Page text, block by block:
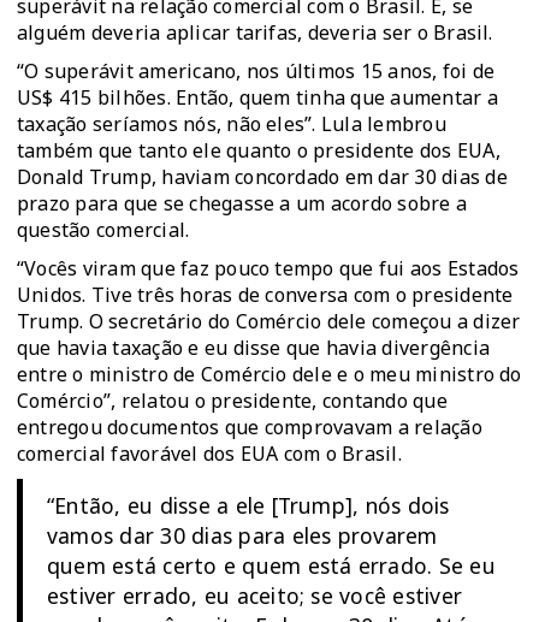
superávit na relação comercial com o Brasil. E, se
alguém deveria aplicar tarifas, deveria ser o Brasil.
“O superávit americano, nos últimos 15 anos, foi de
US$ 415 bilhões. Então, quem tinha que aumentar a
taxação seríamos nós, não eles”. Lula lembrou
também que tanto ele quanto o presidente dos EUA,
Donald Trump, haviam concordado em dar 30 dias de
prazo para que se chegasse a um acordo sobre a
questão comercial.
“Vocês viram que faz pouco tempo que fui aos Estados
Unidos. Tive três horas de conversa com o presidente
Trump. O secretário do Comércio dele começou a dizer
que havia taxação e eu disse que havia divergência
entre o ministro de Comércio dele e o meu ministro do
Comércio”, relatou o presidente, contando que
entregou documentos que comprovavam a relação
comercial favorável dos EUA com o Brasil.
“Então, eu disse a ele [Trump], nós dois
vamos dar 30 dias para eles provarem
quem está certo e quem está errado. Se eu
estiver errado, eu aceito; se você estiver